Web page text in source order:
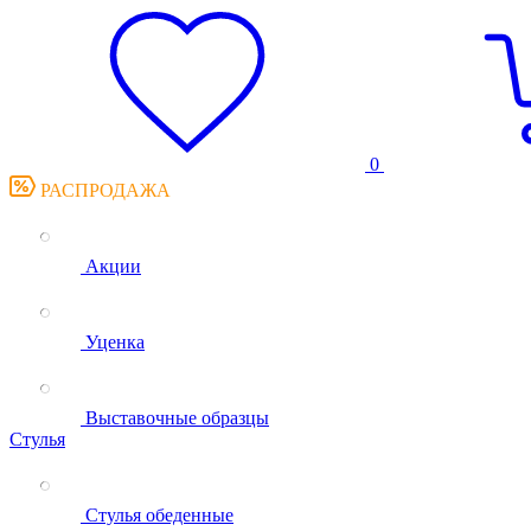
0
РАСПРОДАЖА
Акции
Уценка
Выставочные образцы
Стулья
Стулья обеденные